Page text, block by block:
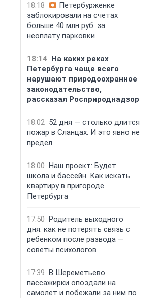
18:18
Петербурженке
заблокировали на счетах
больше 40 млн руб. за
неоплату парковки
18:14 На каких реках
Петербурга чаще всего
нарушают природоохранное
законодательство,
рассказал Росприроднадзор
18:02 52 дня — столько длится
пожар в Сланцах. И это явно не
предел
18:00 Наш проект: Будет
школа и бассейн. Как искать
квартиру в пригороде
Петербурга
17:50 Родитель выходного
дня: как не потерять связь с
ребенком после развода —
советы психологов
17:39 В Шереметьево
пассажирки опоздали на
самолёт и побежали за ним по